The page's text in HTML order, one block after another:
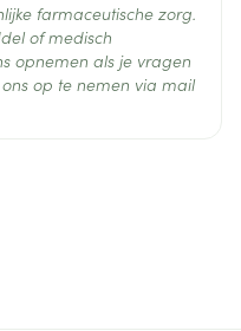
farmaceutische zorg.
of medisch
opnemen als je vragen
op te nemen via mail